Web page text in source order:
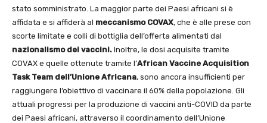
stato somministrato. La maggior parte dei Paesi africani si è
affidata e si affiderà al meccanismo COVAX, che è alle prese con
scorte limitate e colli di bottiglia dell’offerta alimentati dal
nazionalismo dei vaccini. Inoltre, le dosi acquisite tramite
COVAX e quelle ottenute tramite l’African Vaccine Acquisition
Task Team dell’Unione Africana, sono ancora insufficienti per
raggiungere l’obiettivo di vaccinare il 60% della popolazione. Gli
attuali progressi per la produzione di vaccini anti-COVID da parte
dei Paesi africani, attraverso il coordinamento dell’Unione